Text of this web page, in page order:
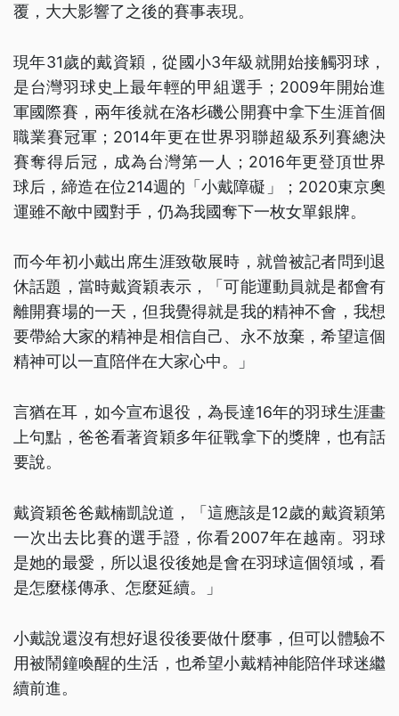
覆，大大影響了之後的賽事表現。
現年31歲的戴資穎，從國小3年級就開始接觸羽球，
是台灣羽球史上最年輕的甲組選手；2009年開始進
軍國際賽，兩年後就在洛杉磯公開賽中拿下生涯首個
職業賽冠軍；2014年更在世界羽聯超級系列賽總決
賽奪得后冠，成為台灣第一人；2016年更登頂世界
球后，締造在位214週的「小戴障礙」；2020東京奧
運雖不敵中國對手，仍為我國奪下一枚女單銀牌。
而今年初小戴出席生涯致敬展時，就曾被記者問到退
休話題，當時戴資穎表示，「可能運動員就是都會有
離開賽場的一天，但我覺得就是我的精神不會，我想
要帶給大家的精神是相信自己、永不放棄，希望這個
精神可以一直陪伴在大家心中。」
言猶在耳，如今宣布退役，為長達16年的羽球生涯畫
上句點，爸爸看著資穎多年征戰拿下的獎牌，也有話
要說。
戴資穎爸爸戴楠凱說道，「這應該是12歲的戴資穎第
一次出去比賽的選手證，你看2007年在越南。羽球
是她的最愛，所以退役後她是會在羽球這個領域，看
是怎麼樣傳承、怎麼延續。」
小戴說還沒有想好退役後要做什麼事，但可以體驗不
用被鬧鐘喚醒的生活，也希望小戴精神能陪伴球迷繼
續前進。